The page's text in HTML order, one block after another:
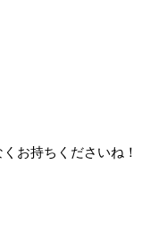
お持ちくださいね！